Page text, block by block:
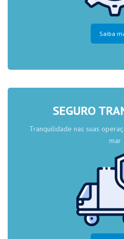
Saiba
SEGURO
Tranquilidade nas suas
mar